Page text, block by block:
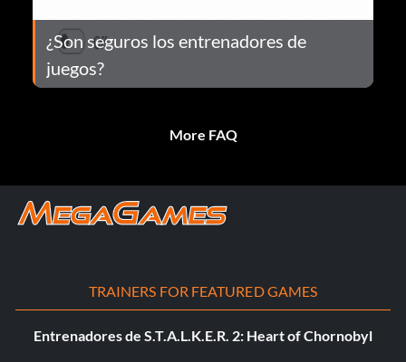
¿Son seguros los entrenadores de
juegos?
More FAQ
TRAINERS FOR FEATURED GAMES
Entrenadores de S.T.A.L.K.E.R. 2: Heart of Chornobyl